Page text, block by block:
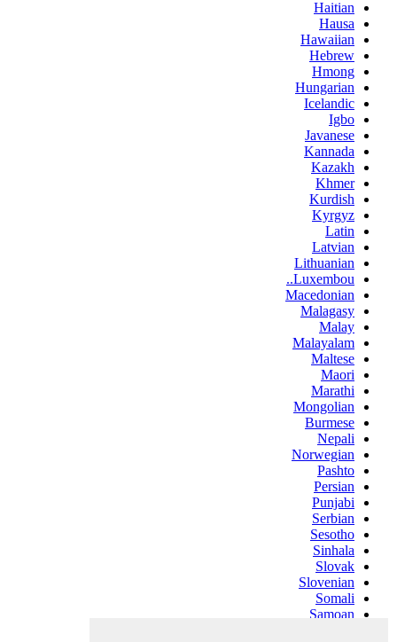
Haitian
Hausa
Hawaiian
Hebrew
Hmong
Hungarian
Icelandic
Igbo
Javanese
Kannada
Kazakh
Khmer
Kurdish
Kyrgyz
Latin
Latvian
Lithuanian
Luxembou..
Macedonian
Malagasy
Malay
Malayalam
Maltese
Maori
Marathi
Mongolian
Burmese
Nepali
Norwegian
Pashto
Persian
Punjabi
Serbian
Sesotho
Sinhala
Slovak
Slovenian
Somali
Samoan